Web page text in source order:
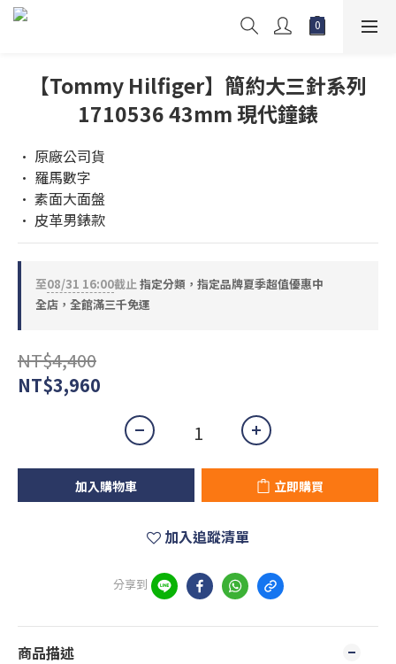
【Tommy Hilfiger】簡約大三針系列
1710536 43mm 現代鐘錶
• 原廠公司貨
• 羅馬數字
• 素面大面盤
• 皮革男錶款
至08/31 16:00截止指定分類，指定品牌夏季超值優惠中
全店，全館滿三千免運
NT$4,400
NT$3,960
加入購物車 立即購買
加入追蹤清單
分享到
商品描述